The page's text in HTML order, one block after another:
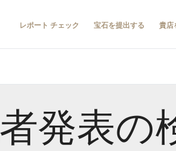
レポート チェック 宝石を提出する 貴店
発表の